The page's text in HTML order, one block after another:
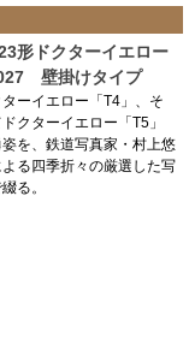
形ドクターイエロー
壁掛けタイプ
ターイエロー「T4」、そ
ドクターイエロー「T5」
を、鉄道写真家・村上悠
る四季折々の厳選した写
る。